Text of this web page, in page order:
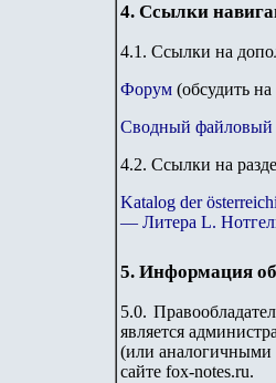
4. Ссылки
4.1. Ссылки на
Форум (обсудить
Сводный файловый
4.2. Ссылки на
Katalog der
— Литера L.
5. Информация
5.0.
является
(или аналогичными
сайте fox-notes.ru.